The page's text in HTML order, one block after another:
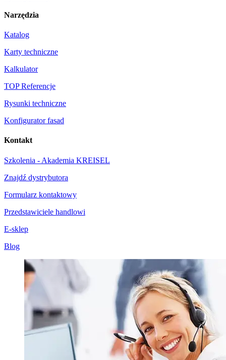
Narzędzia
Katalog
Karty techniczne
Kalkulator
TOP Referencje
Rysunki techniczne
Konfigurator fasad
Kontakt
Szkolenia - Akademia KREISEL
Znajdź dystrybutora
Formularz kontaktowy
Przedstawiciele handlowi
E-sklep
Blog